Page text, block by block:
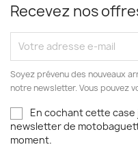
Recevez nos
Soyez prévenu des nouveaux
notre newsletter. Vous pouvez
En cochant cette
newsletter de
moment.